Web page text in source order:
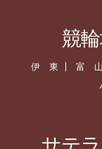
競
伊 東 富 山